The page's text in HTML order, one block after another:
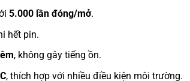
5.000 lần đóng/mở.
hết pin.
, không gây tiếng ồn.
, thích hợp với nhiều điều kiện môi trường.